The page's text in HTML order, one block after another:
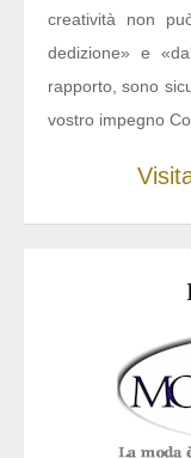
creatività non
dedizione» e
rapporto, sono
vostro impegno